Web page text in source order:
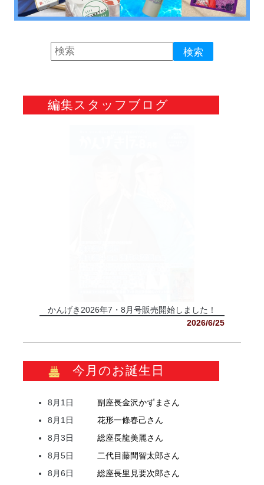
編集スタッフブログ
かんげき2026年7・8月号販売開始しました！
2026/6/25
今月のお誕生日
8月1日 副座長金沢かずま さん
8月1日
花形一條春己さん
8月3日
総座長龍美麗さん
8月5日
二代目藤間智太郎さん
8月6日
総座長里見要次郎さん